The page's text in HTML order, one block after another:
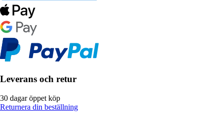
Leverans och retur
30 dagar öppet köp
Returnera din beställning